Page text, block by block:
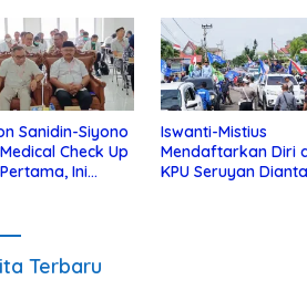
di Kotim
Sanidin-Siyono
Check Up
Ini
Iswanti-Mistius
Mendaftarkan Diri
KPU Seruyan
Terbaru